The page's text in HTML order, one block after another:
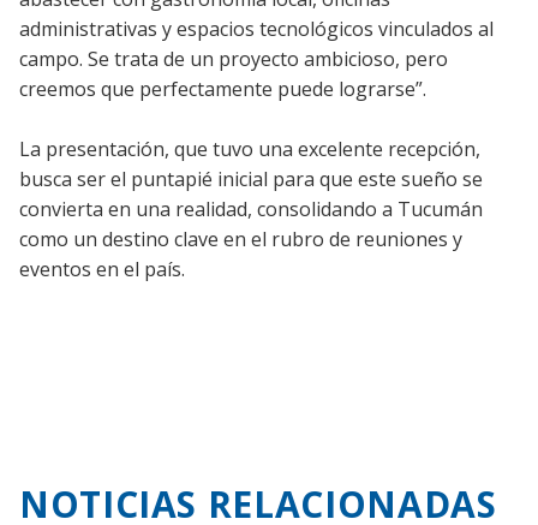
administrativas y espacios tecnológicos vinculados al
campo. Se trata de un proyecto ambicioso, pero
creemos que perfectamente puede lograrse”.
La presentación, que tuvo una excelente recepción,
busca ser el puntapié inicial para que este sueño se
convierta en una realidad, consolidando a Tucumán
como un destino clave en el rubro de reuniones y
eventos en el país.
NOTICIAS RELACIONADAS